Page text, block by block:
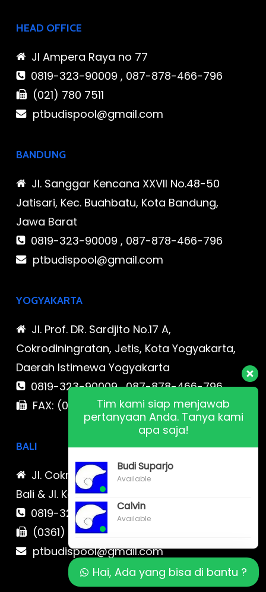
HEAD OFFICE
Jl Ampera Raya no 77
0819-323-90009 , 087-878-466-796
(021) 780 7511
ptbudispool@gmail.com
BANDUNG
Jl. Sanggar Kencana XXVII No.48-50
Jatisari, Kec. Buahbatu, Kota Bandung,
Jawa Barat
0819-323-90009 , 087-878-466-796
ptbudispool@gmail.com
YOGYAKARTA
Jl. Prof. DR. Sardjito No.17 A,
Cokrodiningratan, Jetis, Kota Yogyakarta,
Daerah Istimewa Yogyakarta
0819-323-90009 , 087-878-466-796
FAX: (021) 780 7511
BALI
Jl. Cokroaminoto No. 17 Denpasar 80116
Bali & Jl. Kerobokan No. 54, Kuta, Bali bali 2
0819-323-90009 , 087-878-466-796
(0361) 734 983
ptbudispool@gmail.com
Tim kami siap menjawab
pertanyaan Anda. Tanya kami
apa saja!
Budi Suparjo
Available
Calvin
Available
Hai, Ada yang bisa di bantu ?